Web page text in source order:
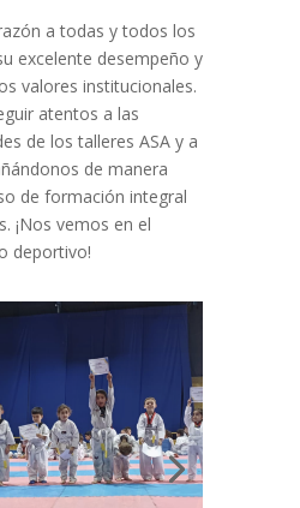
a todas y todos los
excelente desempeño y
valores institucionales.
atentos a las
de los talleres ASA y a
de manera
de formación integral
¡Nos vemos en el
deportivo!